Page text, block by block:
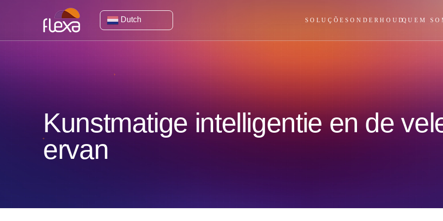
Dutch SOLUÇÕESONDERHOUDQUEM
Kunstmatige intelligentie en de
ervan